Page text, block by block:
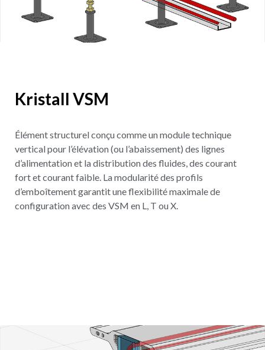
Kristall VSM
Élément structurel conçu comme un module technique
vertical pour l’élévation (ou l’abaissement) des lignes
d’alimentation et la distribution des fluides, des courant
fort et courant faible. La modularité des profils
d’emboîtement garantit une flexibilité maximale de
configuration avec des VSM en L, T ou X.